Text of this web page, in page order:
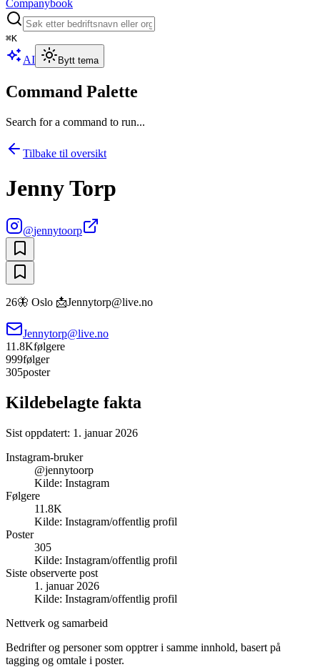
Companybook
⌘K
AI Bytt tema
Command Palette
Search for a command to run...
Tilbake til oversikt
Jenny Torp
@jennytoorp
26🦋 Oslo 📩Jennytorp@live.no
Jennytorp@live.no
11.8Kfølgere
999følger
305poster
Kildebelagte fakta
Sist oppdatert: 1. januar 2026
Instagram-bruker
@jennytoorp
Kilde: Instagram
Følgere
11.8K
Kilde: Instagram/offentlig profil
Poster
305
Kilde: Instagram/offentlig profil
Siste observerte post
1. januar 2026
Kilde: Instagram/offentlig profil
Nettverk og samarbeid
Bedrifter og personer som opptrer i samme innhold, basert på
tagging og omtale i poster.